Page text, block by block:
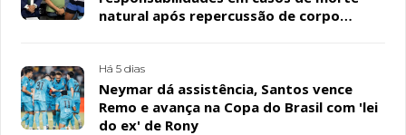
natural após repercussão de corpo
Há 5 dias
Neymar dá assistência, Santos vence
Remo e avança na Copa do Brasil com 'lei
do ex' de Rony